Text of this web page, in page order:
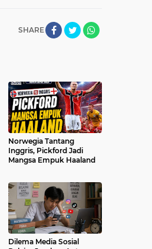
SHARE
Norwegia Tantang
Inggris, Pickford Jadi
Mangsa Empuk Haaland
Dilema Media Sosial